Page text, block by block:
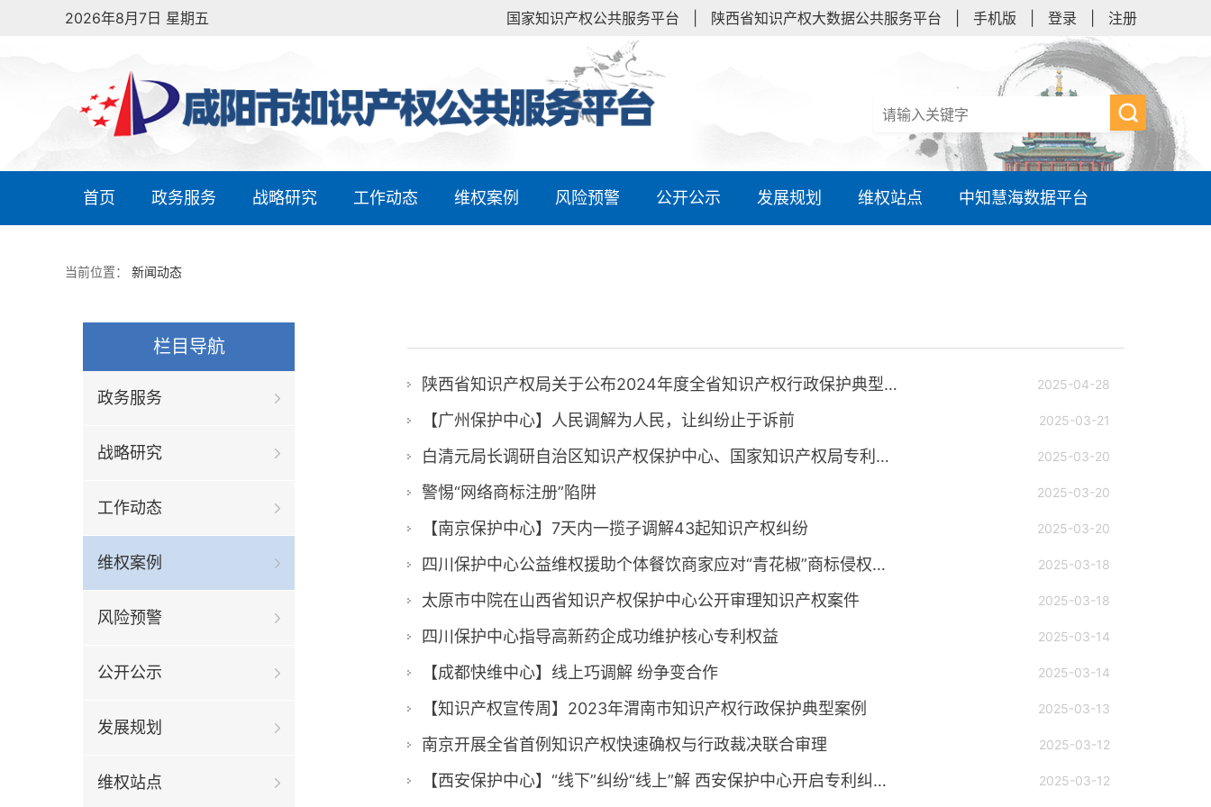
2026年8月7日 星期五 国家知识产权公共服务平台 陕西省知识产权大数据公共服务平台 手机版 登录 注册
首页 政务服务 战略研究 工作动态 维权案例 风险预警 公开公示 发展规划 维权站点 中知慧海数据平台
当前位置： 新闻动态
栏目导航
政务服务
战略研究
工作动态
维权案例
风险预警
公开公示
发展规划
维权站点
陕西省知识产权局关于公布2024年度全省知识产权行政保护典型案例的通知 2025-04-28
【广州保护中心】人民调解为人民，让纠纷止于诉前 2025-03-21
白清元局长调研自治区知识产权保护中心、国家知识产权局专利局呼和浩特代办处 2025-03-20
警惕“网络商标注册”陷阱 2025-03-20
【南京保护中心】7天内一揽子调解43起知识产权纠纷 2025-03-20
四川保护中心公益维权援助个体餐饮商家应对“青花椒”商标侵权纠纷 2025-03-18
太原市中院在山西省知识产权保护中心公开审理知识产权案件 2025-03-18
四川保护中心指导高新药企成功维护核心专利权益 2025-03-14
【成都快维中心】线上巧调解 纷争变合作 2025-03-14
【知识产权宣传周】2023年渭南市知识产权行政保护典型案例 2025-03-13
南京开展全省首例知识产权快速确权与行政裁决联合审理 2025-03-12
【西安保护中心】“线下”纠纷“线上”解 西安保护中心开启专利纠纷“云调解” 2025-03-12